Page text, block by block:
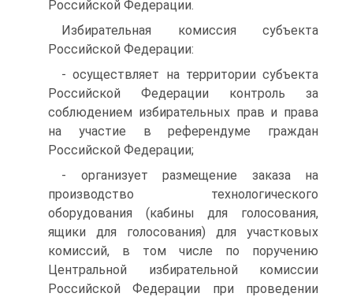
Российской Федерации.
Избирательная комиссия субъекта
Российской Федерации:
- осуществляет на территории субъекта
Российской Федерации контроль за
соблюдением избирательных прав и права
на участие в референдуме граждан
Российской Федерации;
- организует размещение заказа на
производство технологического
оборудования (кабины для голосования,
ящики для голосования) для участковых
комиссий, в том числе по поручению
Центральной избирательной комиссии
Российской Федерации при проведении